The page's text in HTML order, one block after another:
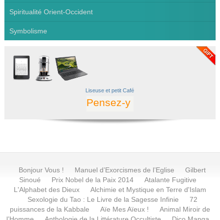
Spiritualité Orient-Occident
Symbolisme
Liseuseet petitCafé
Pensez-y
Bonjour Vous ! Manuel d’Exorcismes de l’Eglise
Gilbert
Sinoué
Prix Nobel de la Paix 2014
Atalante Fugitive
L'Alphabet des Dieux
Alchimie et Mystique en Terre d'Islam
Sexologie du Tao : Le Livre de la Sagesse Infinie
72
puissances de la Kabbale
Aïe Mes Aïeux !
Animal Miroir de